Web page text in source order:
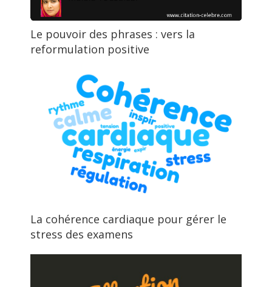
Le pouvoir des phrases : vers la
reformulation positive
La cohérence cardiaque pour gérer le
stress des examens